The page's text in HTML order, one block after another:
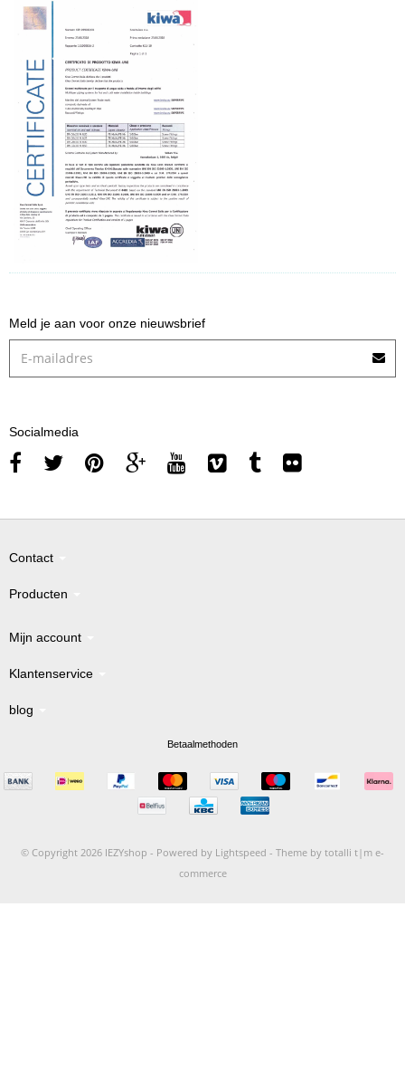
Meld je aan voor onze nieuwsbrief
Socialmedia
Contact
Producten
Mijn account
Klantenservice
blog
Betaalmethoden
© Copyright 2026 IEZYshop - Powered by Lightspeed - Theme by totalli t|m e-
commerce